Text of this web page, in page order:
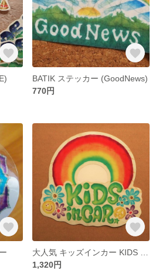
BATIK ステッカー (GoodNews)
770円
1,320円